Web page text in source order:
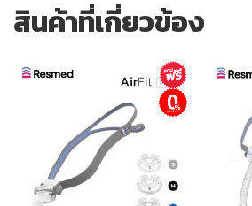
สินค้าที่เกี่ยวข้อง
ผ่อนชำระ